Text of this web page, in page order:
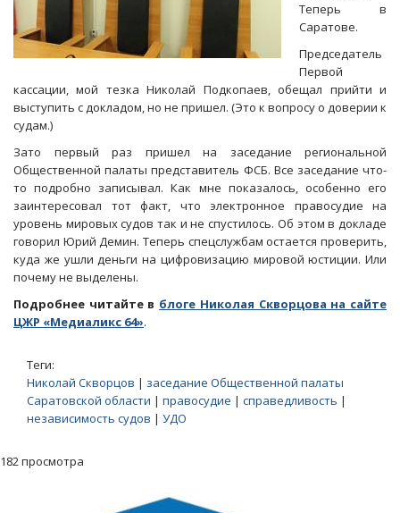
Теперь в
Саратове.
Председатель
Первой
кассации, мой тезка Николай Подкопаев, обещал прийти и
выступить с докладом, но не пришел. (Это к вопросу о доверии к
судам.)
Зато первый раз пришел на заседание региональной
Общественной палаты представитель ФСБ. Все заседание что-
то подробно записывал. Как мне показалось, особенно его
заинтересовал тот факт, что электронное правосудие на
уровень мировых судов так и не спустилось. Об этом в докладе
говорил Юрий Демин. Теперь спецслужбам остается проверить,
куда же ушли деньги на цифровизацию мировой юстиции. Или
почему не выделены.
Подробнее читайте в блоге Николая Скворцова на сайте
ЦЖР «Медиаликс 64».
Теги:
Николай Скворцов | заседание Общественной палаты
Саратовской области | правосудие | справедливость |
независимость судов | УДО
182 просмотра